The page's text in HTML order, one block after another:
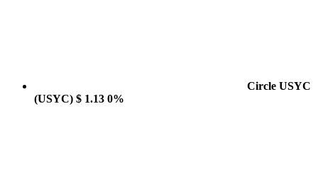
Circle USYC
(USYC) $ 1.13 0%